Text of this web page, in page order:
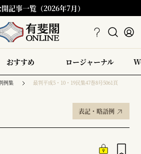
記事一覧（2026年7月）
おすすめ ロージャーナル
例集 最判平成5・10・19民集47巻8号5061頁
表記・略語例